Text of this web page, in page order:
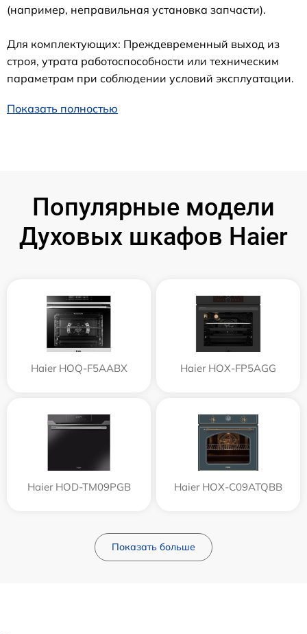
(например, неправильная установка запчасти).
Для комплектующих: Преждевременный выход из
строя, утрата работоспособности или техническим
параметрам при соблюдении условий эксплуатации.
Показать полностью
Популярные модели
Духовых шкафов Haier
Haier HOQ-F5AABX Haier HOX-FP5AGG
Haier HOD-TM09PGB Haier HOX-C09ATQBB
Показать больше